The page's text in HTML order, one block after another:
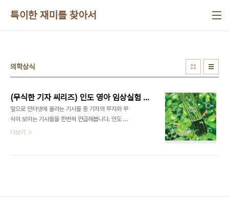
특이한 재미를 찾아서
의학상식
(무식한 기자 씨리즈) 인도 영아 임상실험 사망의 이면
앞으로 인터넷에 올라는 기사들 중 기자의 무지와 무
식이 보이는 기사들을 한번씩 언급해봅니다. 인도 신
약 임상실험서 유아 49명 사망 이 기사 제목만 보면
더보기